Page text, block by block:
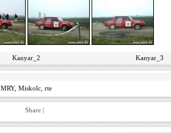
Kanyar_2 Kanyar_3
MRY, Miskolc rte
Share |